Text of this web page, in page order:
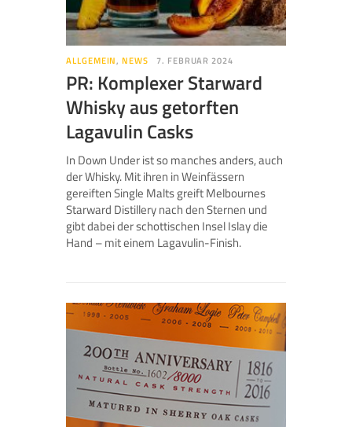
ALLGEMEIN,NEWS 7. FEBRUAR 2024
PR: Komplexer Starward
Whisky aus getorften
Lagavulin Casks
In Down Under ist so manches anders, auch
der Whisky. Mit ihren in Weinfässern
gereiften Single Malts greift Melbournes
Starward Distillery nach den Sternen und
gibt dabei der schottischen Insel Islay die
Hand – mit einem Lagavulin-Finish.